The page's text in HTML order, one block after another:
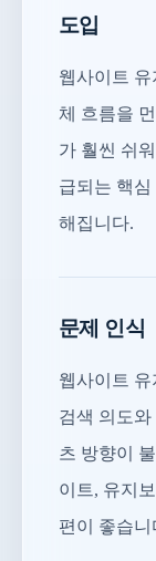
도입
웹사이트
체 흐름을
가 훨씬 쉬
급되는 핵
해집니다.
문제 인식
웹사이트
검색 의도
츠 방향이
이트, 유지
편이 좋습니